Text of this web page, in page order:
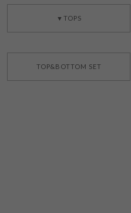
▼TOPS
TOP&BOTTOM SET